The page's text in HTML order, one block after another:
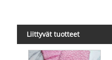
Liittyvät tuotteet